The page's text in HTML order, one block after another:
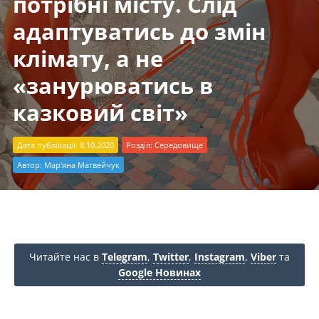
адаптуватись до змін
клімату, а не
«занурюватись в
казковий світ»
Дата публікації: 8.10.2020 Розділ: Середовище
Автор: Мар'яна Матвейчук
Читайте нас в Telegram, Twitter, Instagram, Viber та
Google Новинах